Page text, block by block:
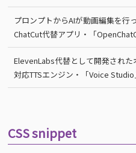
プロンプトからAIが動画編集を行
ChatCut代替アプリ・「
ElevenLabs代替として開発され
対応TTSエンジン・「Voice Studio
CSS snippet